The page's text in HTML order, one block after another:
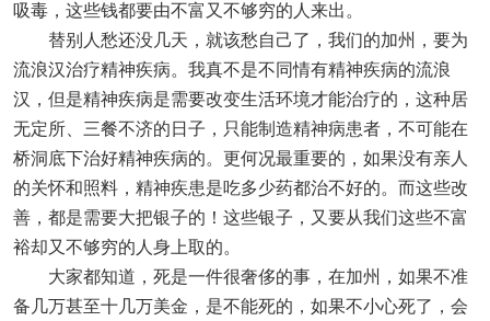
吸毒，这些钱都要由不富又不够穷的人来出。
替别人愁还没几天，就该愁自己了，我们的加州，要为
流浪汉治疗精神疾病。我真不是不同情有精神疾病的流浪
汉，但是精神疾病是需要改变生活环境才能治疗的，这种居
无定所、三餐不济的日子，只能制造精神病患者，不可能在
桥洞底下治好精神疾病的。更何况最重要的，如果没有亲人
的关怀和照料，精神疾患是吃多少药都治不好的。而这些改
善，都是需要大把银子的！这些银子，又要从我们这些不富
裕却又不够穷的人身上取的。
大家都知道，死是一件很奢侈的事，在加州，如果不准
备几万甚至十几万美金，是不能死的，如果不小心死了，会